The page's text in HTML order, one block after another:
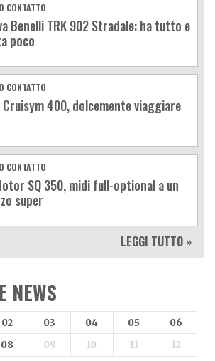
CONTATTO
Benelli TRK 902 Stradale: ha tutto e
poco
CONTATTO
Cruisym 400, dolcemente viaggiare
CONTATTO
SQ 350, midi full-optional a un
super
LEGGI TUTTO »
NEWS
02 03 04 05
06
08 09 10 11 12